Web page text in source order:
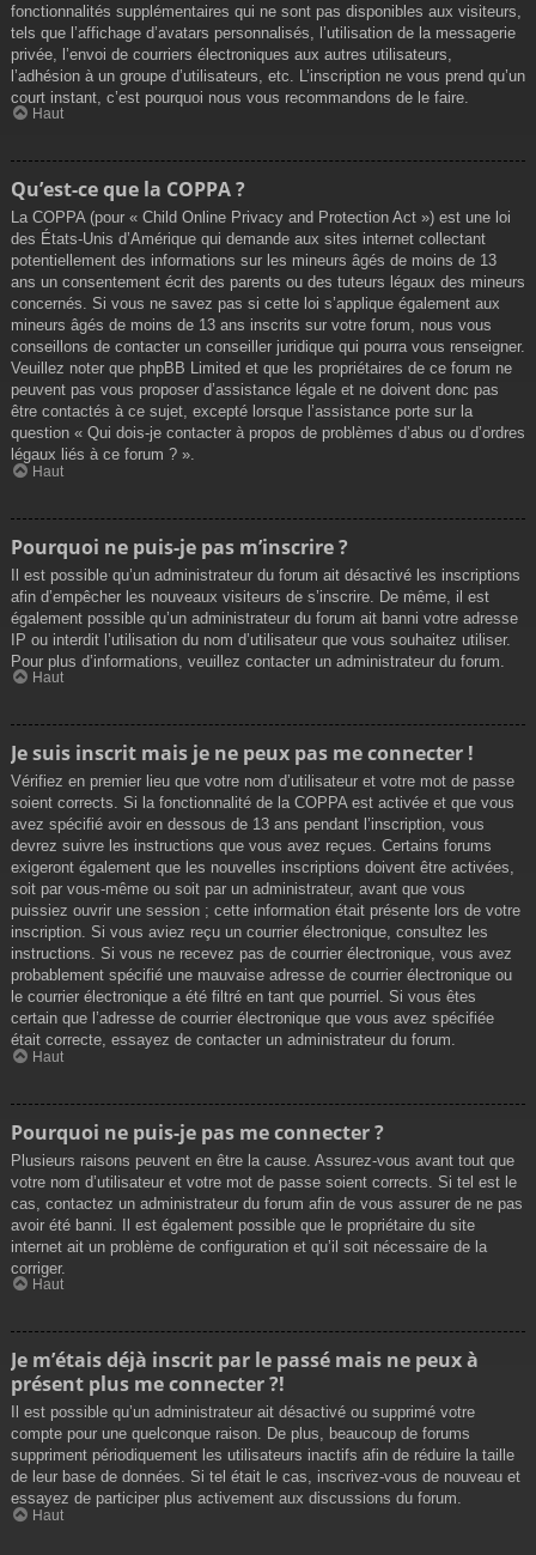
fonctionnalités supplémentaires qui ne sont pas disponibles aux visiteurs,
tels que l’affichage d’avatars personnalisés, l’utilisation de la messagerie
privée, l’envoi de courriers électroniques aux autres utilisateurs,
l’adhésion à un groupe d’utilisateurs, etc. L’inscription ne vous prend qu’un
court instant, c’est pourquoi nous vous recommandons de le faire.
Haut
Qu’est-ce que la COPPA ?
La COPPA (pour « Child Online Privacy and Protection Act ») est une loi
des États-Unis d’Amérique qui demande aux sites internet collectant
potentiellement des informations sur les mineurs âgés de moins de 13
ans un consentement écrit des parents ou des tuteurs légaux des mineurs
concernés. Si vous ne savez pas si cette loi s’applique également aux
mineurs âgés de moins de 13 ans inscrits sur votre forum, nous vous
conseillons de contacter un conseiller juridique qui pourra vous renseigner.
Veuillez noter que phpBB Limited et que les propriétaires de ce forum ne
peuvent pas vous proposer d’assistance légale et ne doivent donc pas
être contactés à ce sujet, excepté lorsque l’assistance porte sur la
question « Qui dois-je contacter à propos de problèmes d’abus ou d’ordres
légaux liés à ce forum ? ».
Haut
Pourquoi ne puis-je pas m’inscrire ?
Il est possible qu’un administrateur du forum ait désactivé les inscriptions
afin d’empêcher les nouveaux visiteurs de s’inscrire. De même, il est
également possible qu’un administrateur du forum ait banni votre adresse
IP ou interdit l’utilisation du nom d’utilisateur que vous souhaitez utiliser.
Pour plus d’informations, veuillez contacter un administrateur du forum.
Haut
Je suis inscrit mais je ne peux pas me connecter !
Vérifiez en premier lieu que votre nom d’utilisateur et votre mot de passe
soient corrects. Si la fonctionnalité de la COPPA est activée et que vous
avez spécifié avoir en dessous de 13 ans pendant l’inscription, vous
devrez suivre les instructions que vous avez reçues. Certains forums
exigeront également que les nouvelles inscriptions doivent être activées,
soit par vous-même ou soit par un administrateur, avant que vous
puissiez ouvrir une session ; cette information était présente lors de votre
inscription. Si vous aviez reçu un courrier électronique, consultez les
instructions. Si vous ne recevez pas de courrier électronique, vous avez
probablement spécifié une mauvaise adresse de courrier électronique ou
le courrier électronique a été filtré en tant que pourriel. Si vous êtes
certain que l’adresse de courrier électronique que vous avez spécifiée
était correcte, essayez de contacter un administrateur du forum.
Haut
Pourquoi ne puis-je pas me connecter ?
Plusieurs raisons peuvent en être la cause. Assurez-vous avant tout que
votre nom d’utilisateur et votre mot de passe soient corrects. Si tel est le
cas, contactez un administrateur du forum afin de vous assurer de ne pas
avoir été banni. Il est également possible que le propriétaire du site
internet ait un problème de configuration et qu’il soit nécessaire de la
corriger.
Haut
Je m’étais déjà inscrit par le passé mais ne peux à
présent plus me connecter ?!
Il est possible qu’un administrateur ait désactivé ou supprimé votre
compte pour une quelconque raison. De plus, beaucoup de forums
suppriment périodiquement les utilisateurs inactifs afin de réduire la taille
de leur base de données. Si tel était le cas, inscrivez-vous de nouveau et
essayez de participer plus activement aux discussions du forum.
Haut